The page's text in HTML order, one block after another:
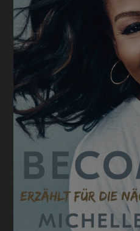
GESCHENKIDEEN & MEHR
SCHULE & BÜRO
BUCHTIPPS